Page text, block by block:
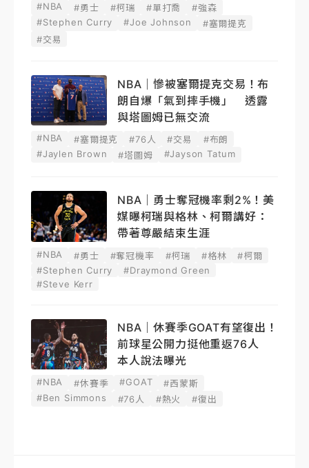
#NBA #勇士 #柯瑞 #單打喬
#強森
#Stephen Curry
#Joe Johnson
#塞爾提克
#交易
NBA｜慘被塞爾提克交易！布
朗自爆「氣到摔手機」 透露
與塔圖姆已無交流
#NBA #塞爾提克 #76人 #交易
#布朗
#Jaylen Brown
#塔圖姆 #Jayson Tatum
NBA｜勇士奪冠機率剩2%！美
媒曝柯瑞與格林、柯爾講好：
帶著尊嚴結束生涯
#NBA #勇士 #奪冠機率 #柯瑞 #格林
#柯爾
#Stephen Curry
#Draymond Green
#Steve Kerr
NBA｜休賽季GOAT有望復出！
前球星公開力挺他重返76人
本人說法曝光
#NBA #休賽季 #GOAT
#西蒙斯
#Ben Simmons
#76人 #熱火 #復出